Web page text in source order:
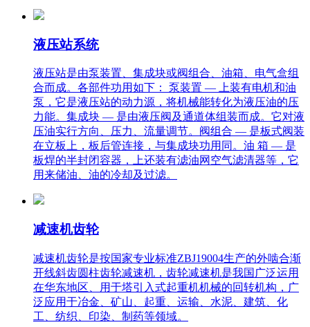
液压站系统
液压站是由泵装置、集成块或阀组合、油箱、电气盒组
合而成。各部件功用如下： 泵装置 — 上装有电机和油
泵，它是液压站的动力源，将机械能转化为液压油的压
力能。集成块 — 是由液压阀及通道体组装而成。它对液
压油实行方向、压力、流量调节。阀组合 — 是板式阀装
在立板上，板后管连接，与集成块功用同。油 箱 — 是
板焊的半封闭容器，上还装有滤油网空气滤清器等，它
用来储油、油的冷却及过滤。
减速机齿轮
减速机齿轮是按国家专业标准ZBJ19004生产的外啮合渐
开线斜齿圆柱齿轮减速机，齿轮减速机是我国广泛运用
在华东地区、用于塔引入式起重机机械的回转机构，广
泛应用于冶金、矿山、起重、运输、水泥、建筑、化
工、纺织、印染、制药等领域。